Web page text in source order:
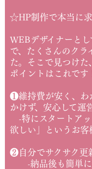
☆HP制作で本当に
WEBデザイナーと
で、たくさんのクラ
た。そこで見つけ
ポイントはこれです
❶維持費が安く、わ
かけず、安心して運
-特にスタートア
欲しい」というお客
❷自分でサクサク更
-納品後も簡単に